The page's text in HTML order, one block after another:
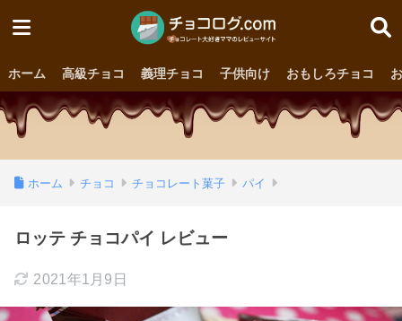
ホーム 高級チョコ 義理チョコ 子供向け おもしろチョコ
ホーム チョコ チョコレート菓子 パイ
ロッテ チョコパイ レビュー
2021年1月9日